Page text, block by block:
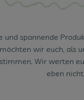
spannende
wir euch,
Wir werten
eben nicht.